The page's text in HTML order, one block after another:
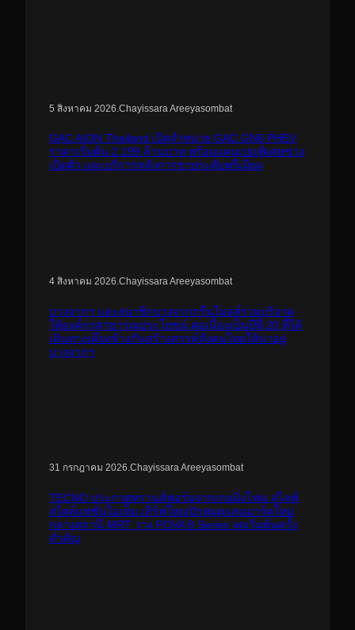
5 สิงหาคม 2026 Chayissara Areeyasombat
GAC AION Thailand เปิดจำหน่าย GAC GN8 PHEV
ราคาเริ่มต้น 2.199 ล้านบาท พร้อมแคมเปญพิเศษช่วง
เปิดตัว และบริการหลังการขายระดับพรีเมียม
4 สิงหาคม 2026.Chayissara Areeyasombat
บางจากฯ และสมาชิกบางจากกรีนไมลส์ร่วมบริจาค
ให้องค์กรสาธารณประโยชน์ ต่อเนื่องเป็นปีที่ 20 ที่ได้
เดินทางเคียงข้างกันสร้างสรรค์สังคมไทยให้น่าอยู่
บางจากฯ
31 กรกฎาคม 2026.Chayissara Areeyasombat
TECNO ประกาศทรานส์ฟอร์มจากเกมมิ่งโฟน สู่ไลฟ์
สไตล์แฟชั่นไอเท็ม เสิร์ฟใหญ่ปักหมุดแลนมาร์คใหม่
กลางสถานี MRT วาง POVA 8 Series จุดเริ่มต้นครั้ง
สำคัญ